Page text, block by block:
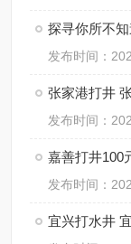
探寻你所不
发布时间：
张家港打井
发布时间：
嘉善打井100
发布时间：
宜兴打水井